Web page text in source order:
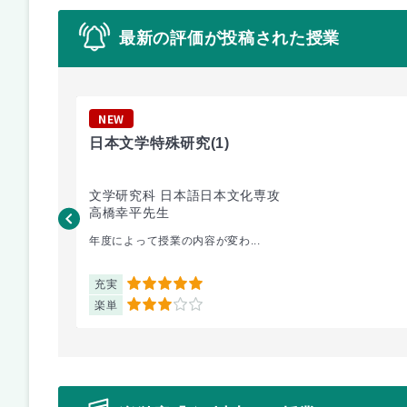
最新の評価が投稿された授業
NEW
日本文学特殊研究(1)
文学研究科 日本語日本文化専攻
高橋幸平先生
年度によって授業の内容が変わ...
充実 5
楽単 3